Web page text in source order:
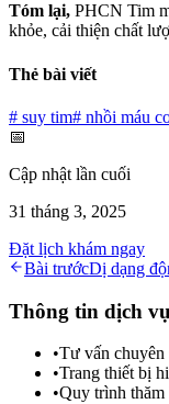
Tóm lại, PHCN Tim
khỏe, cải thiện chất
Thẻ bài viết
# suy tim# nhồi máu
📅
Cập nhật lần cuối
31 tháng 3, 2025
Đặt lịch khám ngay
Bài trướcDị dạng
Thông tin dịch vụ
•Tư vấn chuyên
•Trang thiết bị
•Quy trình thăm